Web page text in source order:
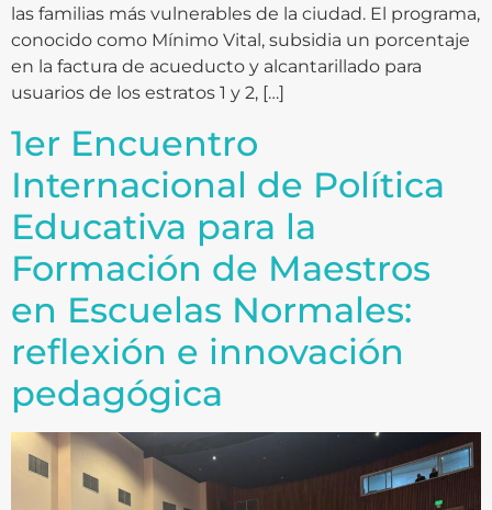
las familias más vulnerables de la ciudad. El programa,
conocido como Mínimo Vital, subsidia un porcentaje
en la factura de acueducto y alcantarillado para
usuarios de los estratos 1 y 2, […]
1er Encuentro
Internacional de Política
Educativa para la
Formación de Maestros
en Escuelas Normales:
reflexión e innovación
pedagógica